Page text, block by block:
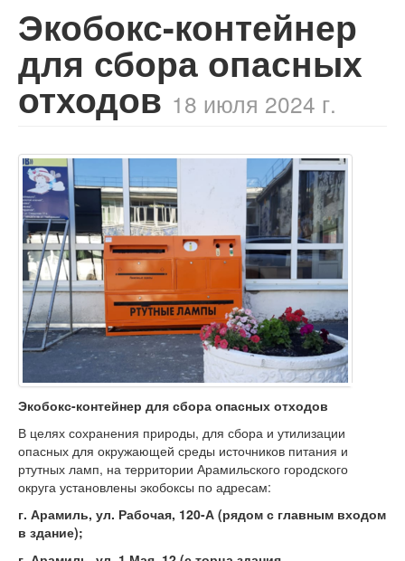
​Экобокс-контейнер
для сбора опасных
отходов 18 июля 2024 г.
Экобокс-контейнер для сбора опасных отходов
В целях сохранения природы, для сбора и утилизации
опасных для окружающей среды источников питания и
ртутных ламп, на территории Арамильского городского
округа установлены экобоксы по адресам:
г. Арамиль, ул. Рабочая, 120-А (рядом с главным входом
в здание);